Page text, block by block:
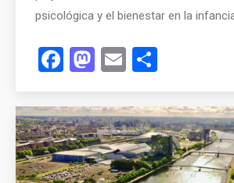
psicológica y el bienestar en la
Facebook
Mastodon
Email